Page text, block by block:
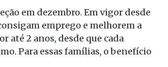
em dezembro. Em vigor desde
emprego e melhorem a
até 2 anos, desde que cada
Para essas famílias, o benefício